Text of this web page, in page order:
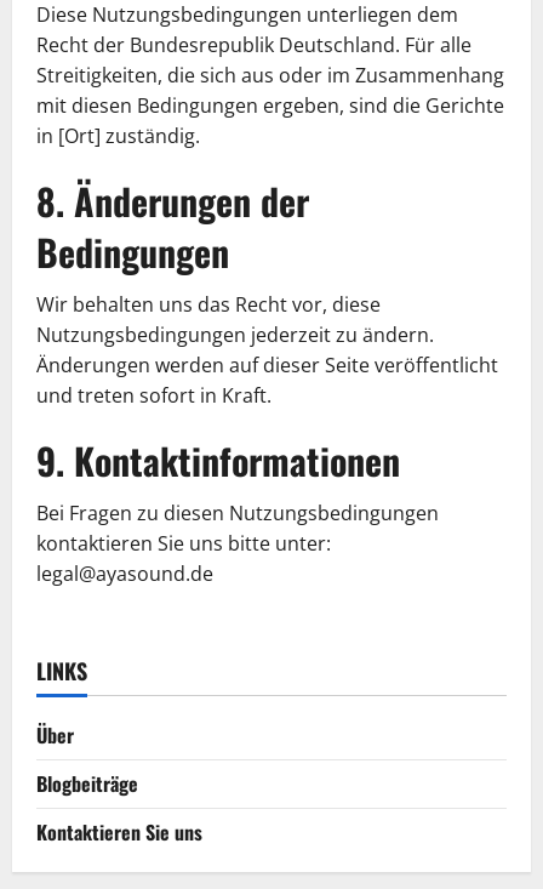
Diese Nutzungsbedingungen unterliegen dem
Recht der Bundesrepublik Deutschland. Für alle
Streitigkeiten, die sich aus oder im Zusammenhang
mit diesen Bedingungen ergeben, sind die Gerichte
in [Ort] zuständig.
8. Änderungen der
Bedingungen
Wir behalten uns das Recht vor, diese
Nutzungsbedingungen jederzeit zu ändern.
Änderungen werden auf dieser Seite veröffentlicht
und treten sofort in Kraft.
9. Kontaktinformationen
Bei Fragen zu diesen Nutzungsbedingungen
kontaktieren Sie uns bitte unter:
legal@ayasound.de
LINKS
Über
Blogbeiträge
Kontaktieren Sie uns